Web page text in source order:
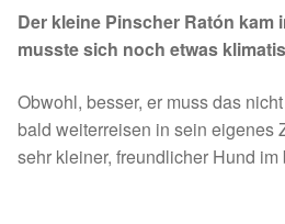
Januar bis Juni 2024
Spenden 2023
Juli bis Dezember 2023
Der kleine Pinscher Ratón kam
musste sich noch etwas
Obwohl, besser, er muss das
bald weiterreisen in sein eigenes
sehr kleiner, freundlicher Hund im